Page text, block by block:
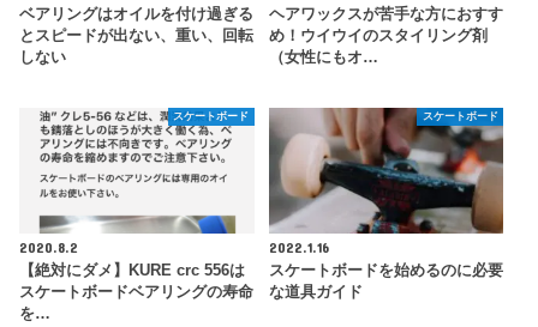
ベアリングはオイルを付け過ぎる
とスピードが出ない、重い、回転
しない
ヘアワックスが苦手な方におすす
め！ウイウイのスタイリング剤
（女性にもオ…
スケートボード
2020.8.2
【絶対にダメ】KURE crc 556は
スケートボードベアリングの寿命
を…
スケートボード
2022.1.16
スケートボードを始めるのに必要
な道具ガイド